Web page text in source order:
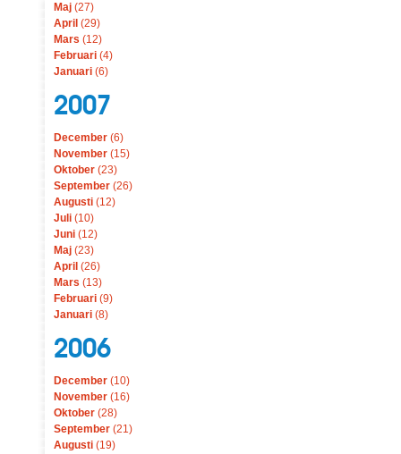
Maj (27)
April (29)
Mars (12)
Februari (4)
Januari (6)
2007
December (6)
November (15)
Oktober (23)
September (26)
Augusti (12)
Juli (10)
Juni (12)
Maj (23)
April (26)
Mars (13)
Februari (9)
Januari (8)
2006
December (10)
November (16)
Oktober (28)
September (21)
Augusti (19)